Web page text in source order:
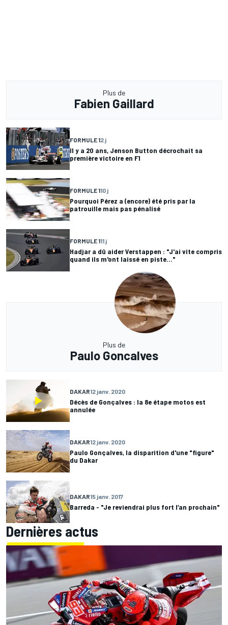
Plus de
Fabien Gaillard
FORMULE 12 j
Il y a 20 ans, Jenson Button décrochait sa
première victoire en F1
FORMULE 110 j
Pourquoi Pérez a (encore) été pris par la
patrouille mais pas pénalisé
FORMULE 111 j
Hadjar a dû aider Verstappen : "J'ai vite compris
quand ils m'ont laissé en piste..."
Plus de
Paulo Goncalves
DAKAR12 janv. 2020
Décès de Gonçalves : la 8e étape motos est
annulée
DAKAR12 janv. 2020
Paulo Gonçalves, la disparition d'une "figure"
du Dakar
DAKAR15 janv. 2017
Barreda - "Je reviendrai plus fort l’an prochain"
Dernières actus